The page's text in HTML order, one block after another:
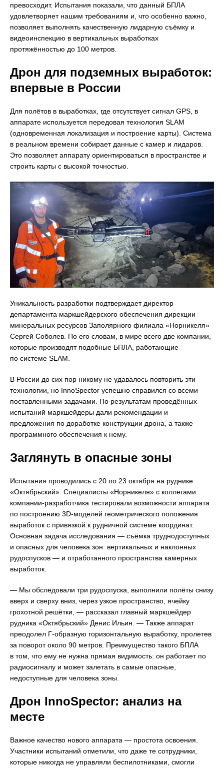
превосходит. Испытания показали, что данный БПЛА
удовлетворяет нашим требованиям и, что особенно важно,
позволяет выполнять качественную лидарную съёмку и
видеоинспекцию в вертикальных выработках
протяжённостью до 100 метров.
Дрон для подземных выработок:
впервые в России
Для полётов в выработках, где отсутствует сигнал GPS, в
аппарате используется передовая технология SLAM
(одновременная локализация и построение карты). Система
в реальном времени собирает данные с камер и лидаров.
Это позволяет аппарату ориентироваться в пространстве и
строить карты с высокой точностью.
Уникальность разработки подтверждает директор
департамента маркшейдерского обеспечения дирекции
минеральных ресурсов Заполярного филиала «Норникеля»
Сергей Соболев. По его словам, в мире всего две компании,
которые производят подобные БПЛА, работающие
по системе SLAM.
В России до сих пор никому не удавалось повторить эти
технологии, но InnoSpector успешно справился со всеми
поставленными задачами. По результатам проведённых
испытаний маркшейдеры дали рекомендации и
предложения по доработке конструкции дрона, а также
программного обеспечения к нему.
Заглянуть в опасные зоны
Испытания проводились с 20 по 23 октября на руднике
«Октябрьский». Специалисты «Норникеля» с коллегами
компании-разработчика тестировали возможности аппарата
по построению 3D-моделей геометрического положения
выработок с привязкой к рудничной системе координат.
Основная задача исследования — съёмка труднодоступных
и опасных для человека зон: вертикальных и наклонных
рудоспусков — и отработанного пространства камерных
выработок.
— Мы обследовали три рудоспуска, выполнили полёты снизу
вверх и сверху вниз, через узкое пространство, ячейку
грохотной решётки, — рассказал главный маркшейдер
рудника «Октябрьский» Денис Ильин. — Также аппарат
преодолел Г-образную горизонтальную выработку, пролетев
за поворот около 90 метров. Преимущество такого БПЛА
в том, что ему не нужна прямая видимость: он работает по
радиосигналу и может залетать в самые опасные,
недоступные для человека зоны.
Дрон InnoSpector: анализ на
месте
Важное качество нового аппарата — простота освоения.
Участники испытаний отметили, что даже те сотрудники,
которые никогда не управляли беспилотниками, смогли